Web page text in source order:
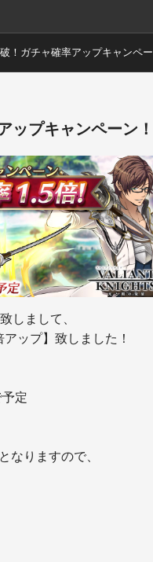
！ガチャ確率アップキャンペー
ップキャンペーン！
しまして、
ップ】致しました！
定
なりますので、